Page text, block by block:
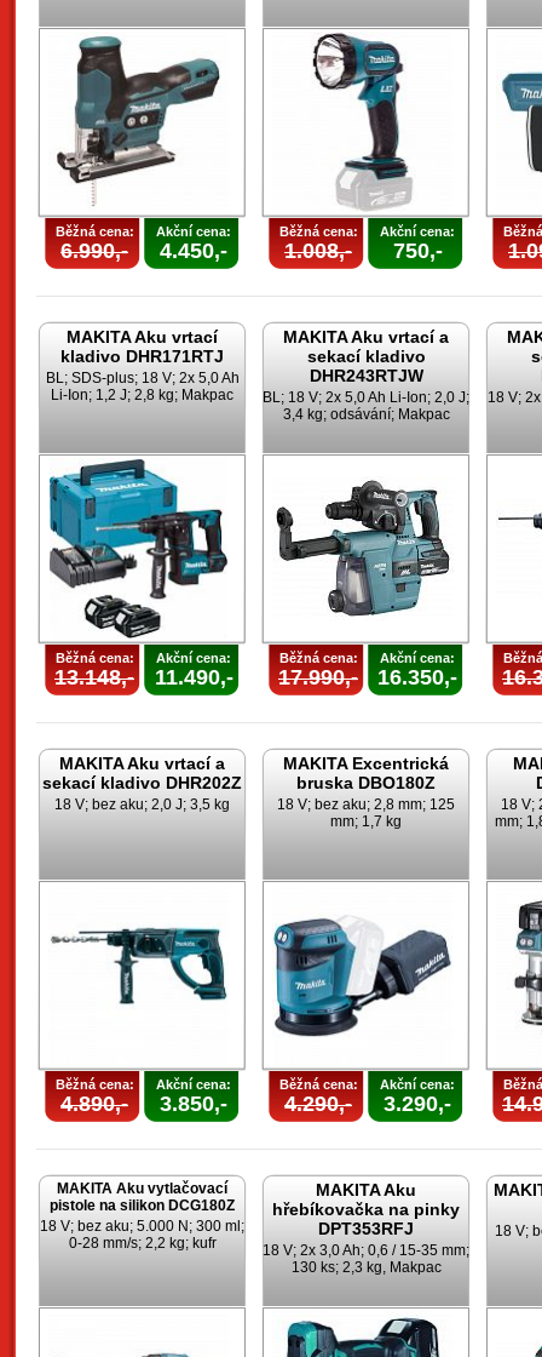
Běžná cena:
6.990,-
Akční cena:
4.450,-
Běžná cena:
1.008,-
Akční cena:
750,-
MAKITA Aku vrtací
kladivo DHR171RTJ
BL; SDS-plus; 18 V; 2x 5,0 Ah
Li-Ion; 1,2 J; 2,8 kg; Makpac
Běžná cena:
13.148,-
Akční cena:
11.490,-
MAKITA Aku vrtací a
sekací kladivo
DHR243RTJW
BL; 18 V; 2x 5,0 Ah Li-Ion; 2,0 J;
3,4 kg; odsávání; Makpac
Běžná cena:
17.990,-
Akční cena:
16.350,-
18 V;
MAKITA Aku vrtací a
sekací kladivo DHR202Z
18 V; bez aku; 2,0 J; 3,5 kg
Běžná cena:
4.890,-
Akční cena:
3.850,-
MAKITA Excentrická
bruska DBO180Z
18 V; bez aku; 2,8 mm; 125
mm; 1,7 kg
Běžná cena:
4.290,-
Akční cena:
3.290,-
18 V;
mm;
MAKITA Aku vytlačovací
pistole na silikon DCG180Z
18 V; bez aku; 5.000 N; 300 ml;
0-28 mm/s; 2,2 kg; kufr
MAKITA Aku
hřebíkovačka na pinky
DPT353RFJ
18 V; 2x 3,0 Ah; 0,6 / 15-35 mm;
130 ks; 2,3 kg, Makpac
18 V;